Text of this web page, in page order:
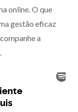
online. O que
gestão eficaz
a